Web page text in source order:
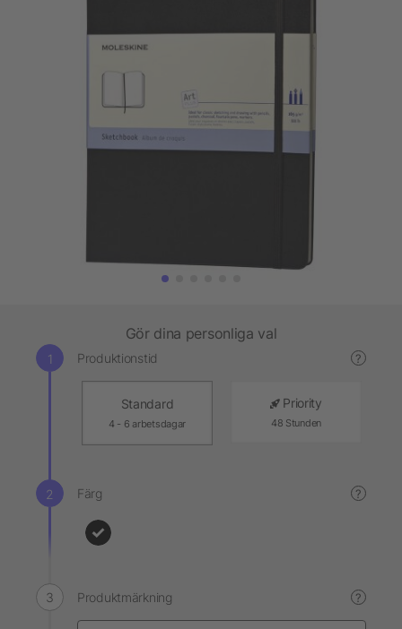
Gör dina personliga val
Produktionstid ?
Standard
4 - 6 arbetsdagar
Priority
48 Stunden
Färg ?
Produktmärkning ?